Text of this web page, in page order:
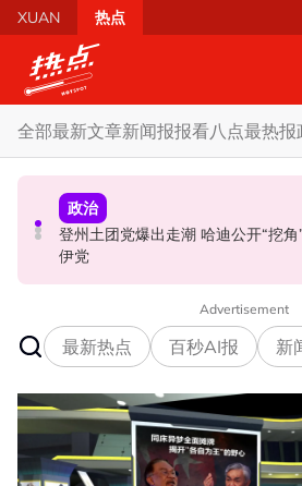
Skip to main content
XUAN 热点
全部最新文章新闻报报看八点最热报
政治
马六甲6国席 国盟占3 国阵0 哈迪：按党实力与国阵谈甲议
席分配
政治
登州土团党爆出走潮 哈迪公开“挖角”：欢迎退党领袖加入
伊党
社会
若健康允许827将如期上庭 律师：沙比里希望通过法律证
明清白
Advertisement
最新热点 百秒AI报 新